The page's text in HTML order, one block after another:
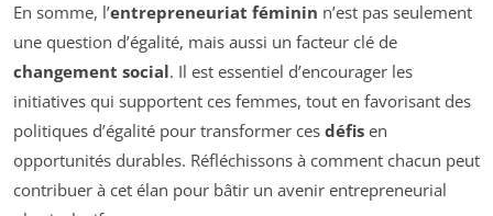
En somme, l’entrepreneuriat féminin n’est pas seulement
une question d’égalité, mais aussi un facteur clé de
changement social. Il est essentiel d’encourager les
initiatives qui supportent ces femmes, tout en favorisant des
politiques d’égalité pour transformer ces défis en
opportunités durables. Réfléchissons à comment chacun peut
contribuer à cet élan pour bâtir un avenir entrepreneurial